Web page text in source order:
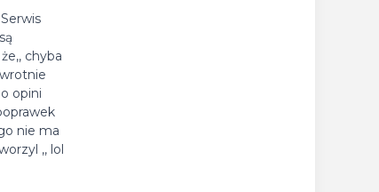
chyba
opini
nie ma
,, lol